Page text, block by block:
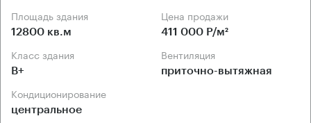
Площадь здания
12800 кв.м
Цена продажи
411 000 Р/м²
Класс здания
B+
Вентиляция
приточно-вытяжная
Кондиционирование
центральное